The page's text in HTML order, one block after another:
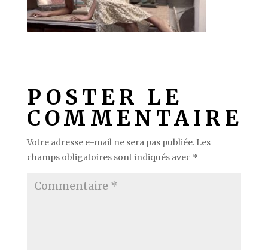
POSTER LE
COMMENTAIRE
Votre adresse e-mail ne sera pas publiée. Les
champs obligatoires sont indiqués avec *